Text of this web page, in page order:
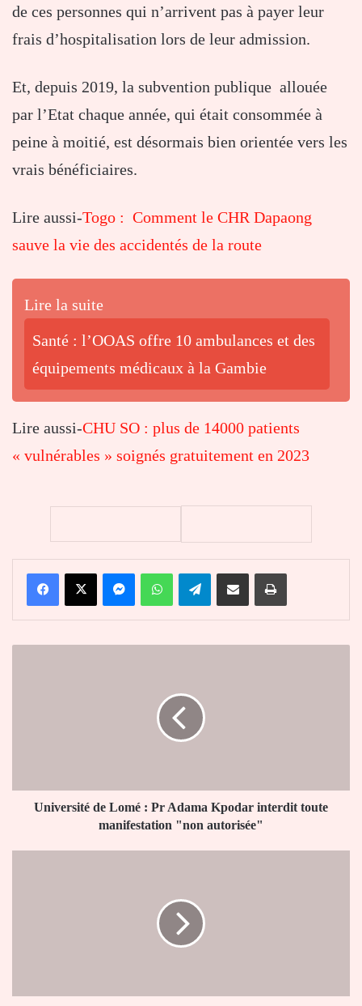
de ces personnes qui n’arrivent pas à payer leur
frais d’hospitalisation lors de leur admission.
Et, depuis 2019, la subvention publique allouée
par l’Etat chaque année, qui était consommée à
peine à moitié, est désormais bien orientée vers les
vrais bénéficiaires.
Lire aussi-Togo : Comment le CHR Dapaong
sauve la vie des accidentés de la route
Lire la suite
Santé : l’OOAS offre 10 ambulances et des
équipements médicaux à la Gambie
Lire aussi-CHU SO : plus de 14000 patients
« vulnérables » soignés gratuitement en 2023
FacebookX MessengerWhatsAppTelegramPartager par email Imprimer
toute
manifestation
Université de Lomé : Pr Adama Kpodar interdit toute
manifestation "non autorisée"
en